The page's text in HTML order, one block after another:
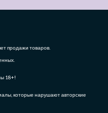
продажи товаров.
18+!
которые нарушают авторские